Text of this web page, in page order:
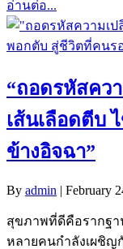
อ่านต่อ...
“ถอดรหัสคว
เส้นเลือดตีบ
ข้างอิจฉา”
By admin | February
สุขภาพที่ดีคือรากฐ
หลายคนกำลังเผชิ